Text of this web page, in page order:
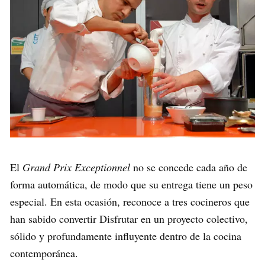
El Grand Prix Exceptionnel no se concede cada año de
forma automática, de modo que su entrega tiene un peso
especial. En esta ocasión, reconoce a tres cocineros que
han sabido convertir Disfrutar en un proyecto colectivo,
sólido y profundamente influyente dentro de la cocina
contemporánea.